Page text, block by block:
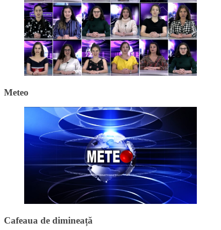
Meteo
Cafeaua de dimineață